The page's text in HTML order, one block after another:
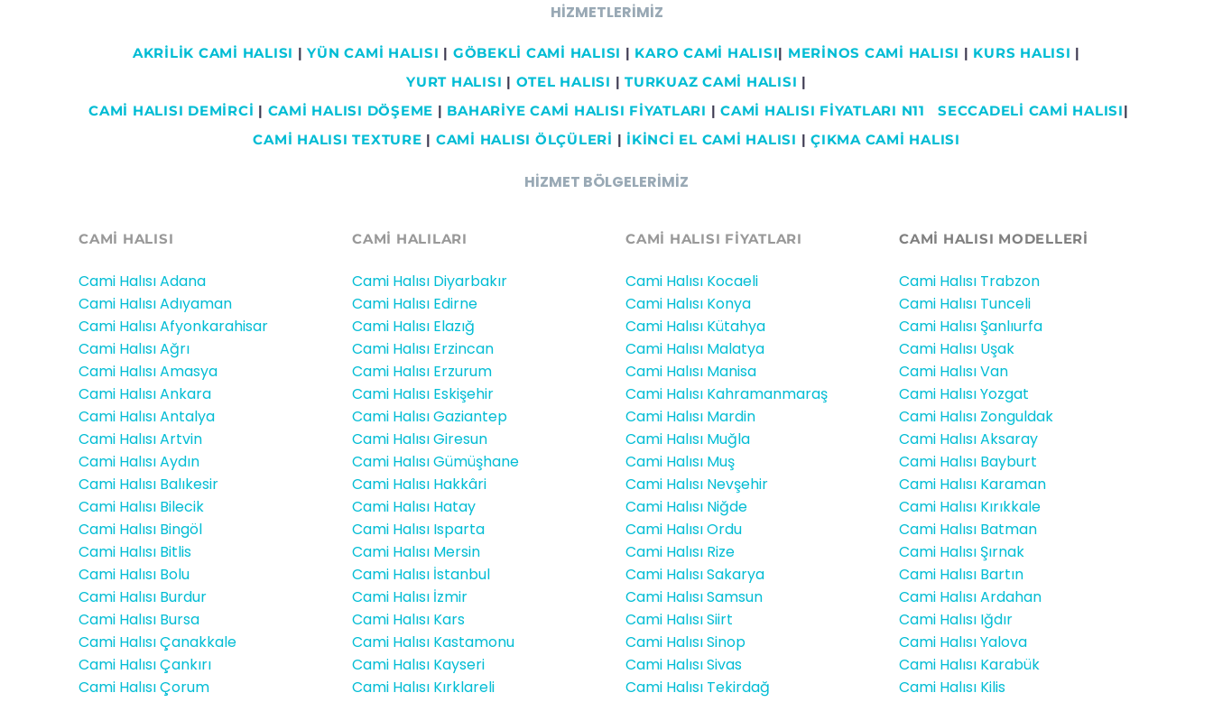
HİZMETLERİMİZ
AKRİLİK CAMİ HALISI |YÜN CAMİ HALISI | GÖBEKLİ CAMİ HALISI | KARO CAMİ HALISI| MERİNOS CAMİ HALISI | KURS HALISI |
YURT HALISI | OTEL HALISI |TURKUAZ CAMİ HALISI |
CAMI HALISI DEMİRCİ | CAMİ HALISI DÖŞEME | BAHARİYE CAMİ HALISI FİYATLARI | CAMİ HALISI FİYATLARI N11 SECCADELI CAMI HALISI|
CAMİ HALISI TEXTURE | CAMİ HALISI ÖLÇÜLERİ | İKİNCİ EL CAMİ HALISI | ÇIKMA CAMİ HALISI
HİZMET BÖLGELERİMİZ
CAMİ HALISI
Cami Halısı Adana
Cami Halısı Adıyaman
Cami Halısı Afyonkarahisar
Cami Halısı Ağrı
Cami Halısı Amasya
Cami Halısı Ankara
Cami Halısı Antalya
Cami Halısı Artvin
Cami Halısı Aydın
Cami Halısı Balıkesir
Cami Halısı Bilecik
Cami Halısı Bingöl
Cami Halısı Bitlis
Cami Halısı Bolu
Cami Halısı Burdur
Cami Halısı Bursa
Cami Halısı Çanakkale
Cami Halısı Çankırı
Cami Halısı Çorum
CAMİ HALILARI
Cami Halısı Diyarbakır
Cami Halısı Edirne
Cami Halısı Elazığ
Cami Halısı Erzincan
Cami Halısı Erzurum
Cami Halısı Eskişehir
Cami Halısı Gaziantep
Cami Halısı Giresun
Cami Halısı Gümüşhane
Cami Halısı Hakkâri
Cami Halısı Hatay
Cami Halısı Isparta
Cami Halısı Mersin
Cami Halısı İstanbul
Cami Halısı İzmir
Cami Halısı Kars
Cami Halısı Kastamonu
Cami Halısı Kayseri
Cami Halısı Kırklareli
CAMİ HALISI FIYATLARI
Cami Halısı Kocaeli
Cami Halısı Konya
Cami Halısı Kütahya
Cami Halısı Malatya
Cami Halısı Manisa
Cami Halısı Kahramanmaraş
Cami Halısı Mardin
Cami Halısı Muğla
Cami Halısı Muş
Cami Halısı Nevşehir
Cami Halısı Niğde
Cami Halısı Ordu
Cami Halısı Rize
Cami Halısı Sakarya
Cami Halısı Samsun
Cami Halısı Siirt
Cami Halısı Sinop
Cami Halısı Sivas
Cami Halısı Tekirdağ
CAMİ HALISI MODELLERI
Cami Halısı Trabzon
Cami Halısı Tunceli
Cami Halısı Şanlıurfa
Cami Halısı Uşak
Cami Halısı Van
Cami Halısı Yozgat
Cami Halısı Zonguldak
Cami Halısı Aksaray
Cami Halısı Bayburt
Cami Halısı Karaman
Cami Halısı Kırıkkale
Cami Halısı Batman
Cami Halısı Şırnak
Cami Halısı Bartın
Cami Halısı Ardahan
Cami Halısı Iğdır
Cami Halısı Yalova
Cami Halısı Karabük
Cami Halısı Kilis